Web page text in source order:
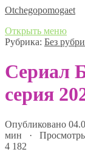
Оtchegopomogaet
Открыть меню
Рубрика: Без
Сериал
серия
Опубликовано
мин ·
4 182